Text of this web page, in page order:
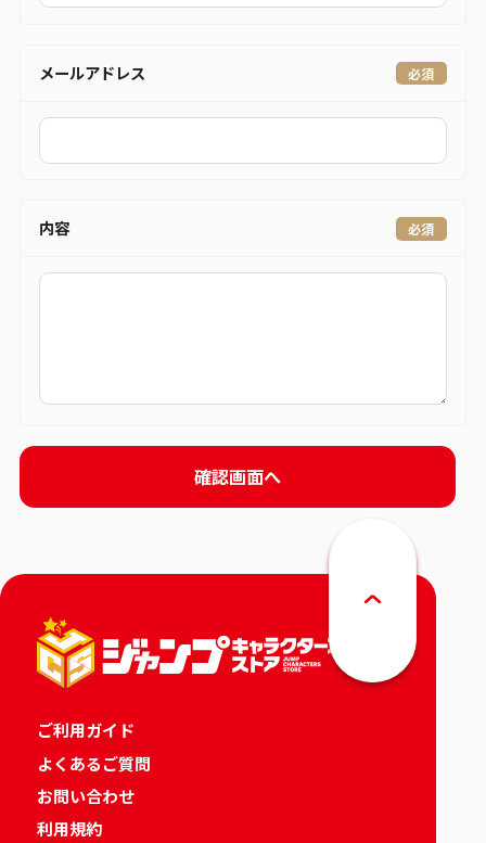
メールアドレス
内容
ご利用ガイド
よくあるご質問
お問い合わせ
利用規約